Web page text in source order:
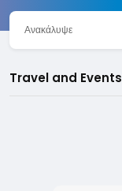
Ανακάλυψε
Travel and Events